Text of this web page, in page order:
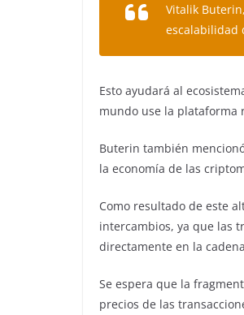
Vitalik
escalabilidad
Esto ayudará al
mundo use la plataforma
Buterin también
la economía de las
Como resultado de este
intercambios, ya que las
directamente en la
Se espera que la
precios de las